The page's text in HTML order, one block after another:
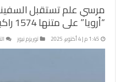
مرسي علم تستقبل
“أرويا” على متنها 1574 راكباً
1:45 م | 4 أكتوبر، 2025 توريزم نيوز